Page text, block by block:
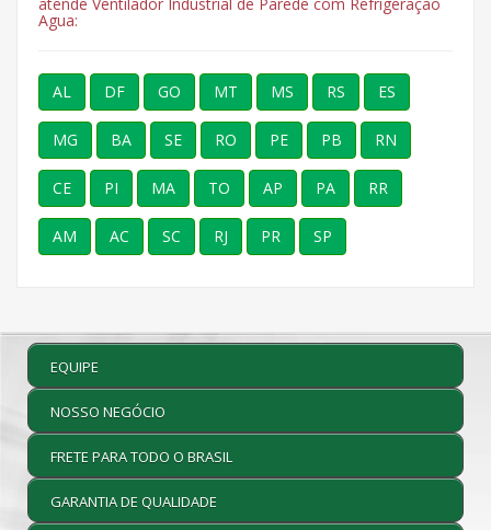
Agua:
AL DF GO MT MS RS ES
MG BA SE RO PE PB RN
CE PI MA TO AP PA RR
AM AC SC RJ PR SP
EQUIPE
NOSSO NEGÓCIO
FRETE PARA TODO O BRASIL
GARANTIA DE QUALIDADE